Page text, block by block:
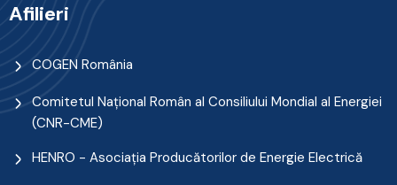
Afilieri
COGEN România
Comitetul Naţional Român al Consiliului Mondial al Energiei
(CNR-CME)
HENRO - Asociația Producătorilor de Energie Electrică